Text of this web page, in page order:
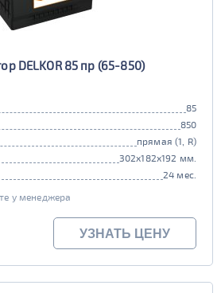
DELKOR 85 пр (65-850)
85
850
прямая (1, R)
302x182x192 мм.
24 мес.
у менеджера
УЗНАТЬ ЦЕНУ